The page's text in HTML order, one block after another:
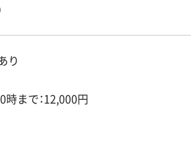
り
時まで：12,000円